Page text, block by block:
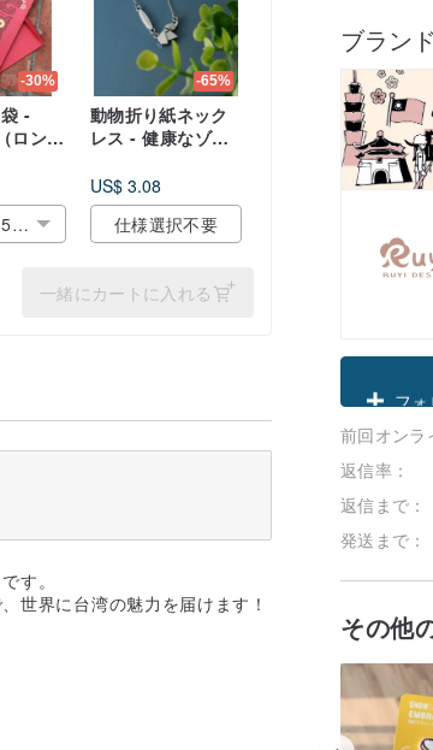
ブラン
フォ
前回オンラ
返信率：
返信まで：
発送まで：
その他
-30%
-
ロンハ
枚
-65%
動物折り紙ネック
レス - 健康なゾウ
Elephant)
US$ 3.08
仕様選択不要
一緒にカートに入れる
す。
世界に台湾の魅力を届けます！